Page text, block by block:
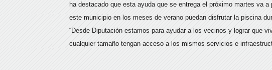
ha destacado que esta ayuda que se entrega el próximo martes va
este municipio en los meses de verano puedan disfrutar la piscina
“Desde Diputación estamos para ayudar a los vecinos y lograr que
cualquier tamaño tengan acceso a los mismos servicios e